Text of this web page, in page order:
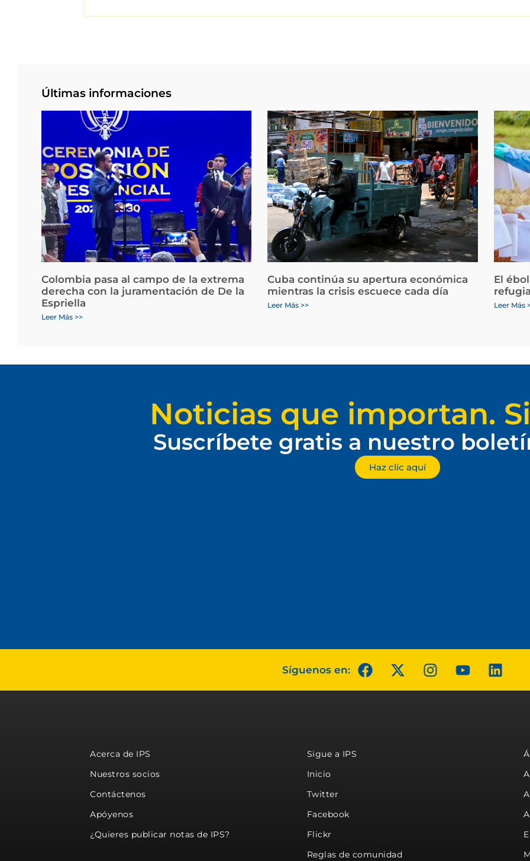
Últimas informaciones
Colombia pasa al campo de la extrema
derecha con la juramentación de De la
Espriella
Leer Más >>
Cuba continúa su apertura económica
mientras la crisis escuece cada día
Leer Más >>
El
Leer Más
Noticias que importan.
Suscríbete gratis a nuestro
Haz clic aquí
Síguenos en:
Acerca de IPS
Nuestros socios
Contáctenos
Apóyenos
¿Quieres publicar notas de IPS?
Sigue a IPS
Inicio
Twitter
Facebook
Flickr
Reglas de comunidad